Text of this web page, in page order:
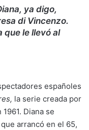
ya digo,
di Vincenzo.
que le llevó al
españoles
la serie creada por
Diana se
arrancó en el 65,